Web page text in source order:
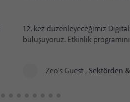
12. kez düzenleyeceğimiz
buluşuyoruz. Etkinlik
Zeo's Guest , Sektörden